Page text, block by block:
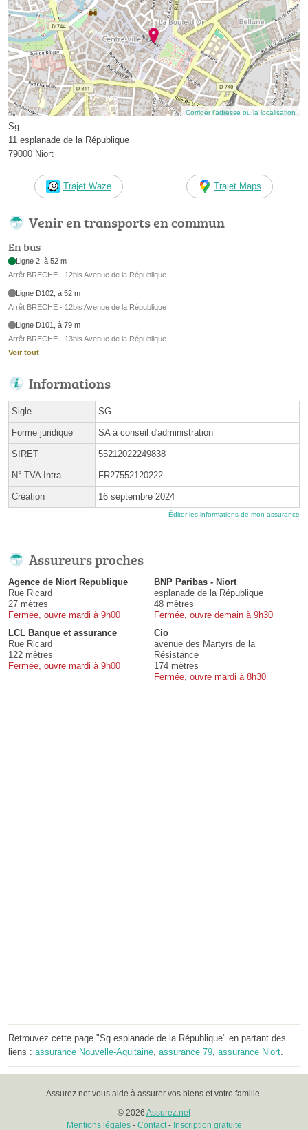
Corriger l’adresse ou la localisation
Sg
11 esplanade de la République
79000 Niort
Trajet Waze Trajet Maps
Venir en transports en commun
En bus
Ligne 2, à 52 m
Arrêt BRECHE - 12bis Avenue de la République
Ligne D102, à 52 m
Arrêt BRECHE - 12bis Avenue de la République
Ligne D101, à 79 m
Arrêt BRECHE - 13bis Avenue de la République
Voir tout
Informations
Sigle SG
Forme juridique SA à conseil d'administration
SIRET 55212022249838
N° TVA Intra. FR27552120222
Création 16 septembre 2024
Éditer les informations de mon assurance
Assureurs proches
Agence de Niort Republique
Rue Ricard
27 mètres
Fermée, ouvre mardi à 9h00
BNP Paribas - Niort
esplanade de la République
48 mètres
Fermée, ouvre demain à 9h30
LCL Banque et assurance
Rue Ricard
122 mètres
Fermée, ouvre mardi à 9h00
Cio
avenue des Martyrs de la
Résistance
174 mètres
Fermée, ouvre mardi à 8h30
Retrouvez cette page "Sg esplanade de la République" en partant des
liens : assurance Nouvelle-Aquitaine, assurance 79, assurance Niort.
Assurez.net vous aide à assurer vos biens et votre famille.
© 2026 Assurez.net
Mentions légales- Contact- Inscription gratuite